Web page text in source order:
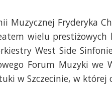
Muzycznej Fryderyka
wielu prestiżowych
West Side
Forum Muzyki we
w Szczecinie, w której